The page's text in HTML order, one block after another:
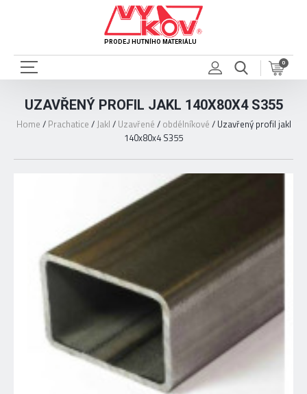
PRODEJ HUTNÍHO MATERIÁLU
0
UZAVŘENÝ PROFIL JAKL 140X80X4 S355
Home / Prachatice /Jakl / Uzavřené / obdélníkové / Uzavřený profil jakl
140x80x4 S355